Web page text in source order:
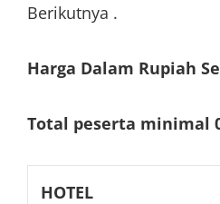
Berikutnya .
Harga Dalam Rupiah
Total peserta minimal
HOTEL